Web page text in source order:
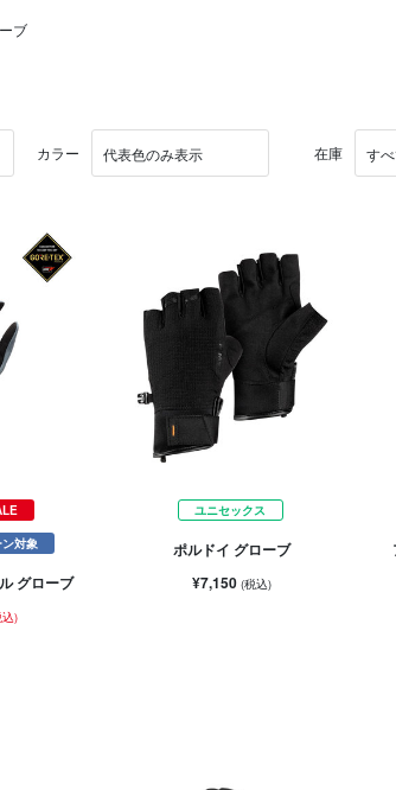
ブ
カラー 在庫
対象
グローブ
)
ユニセックス
ポルドイ グローブ
¥7,150(税込)